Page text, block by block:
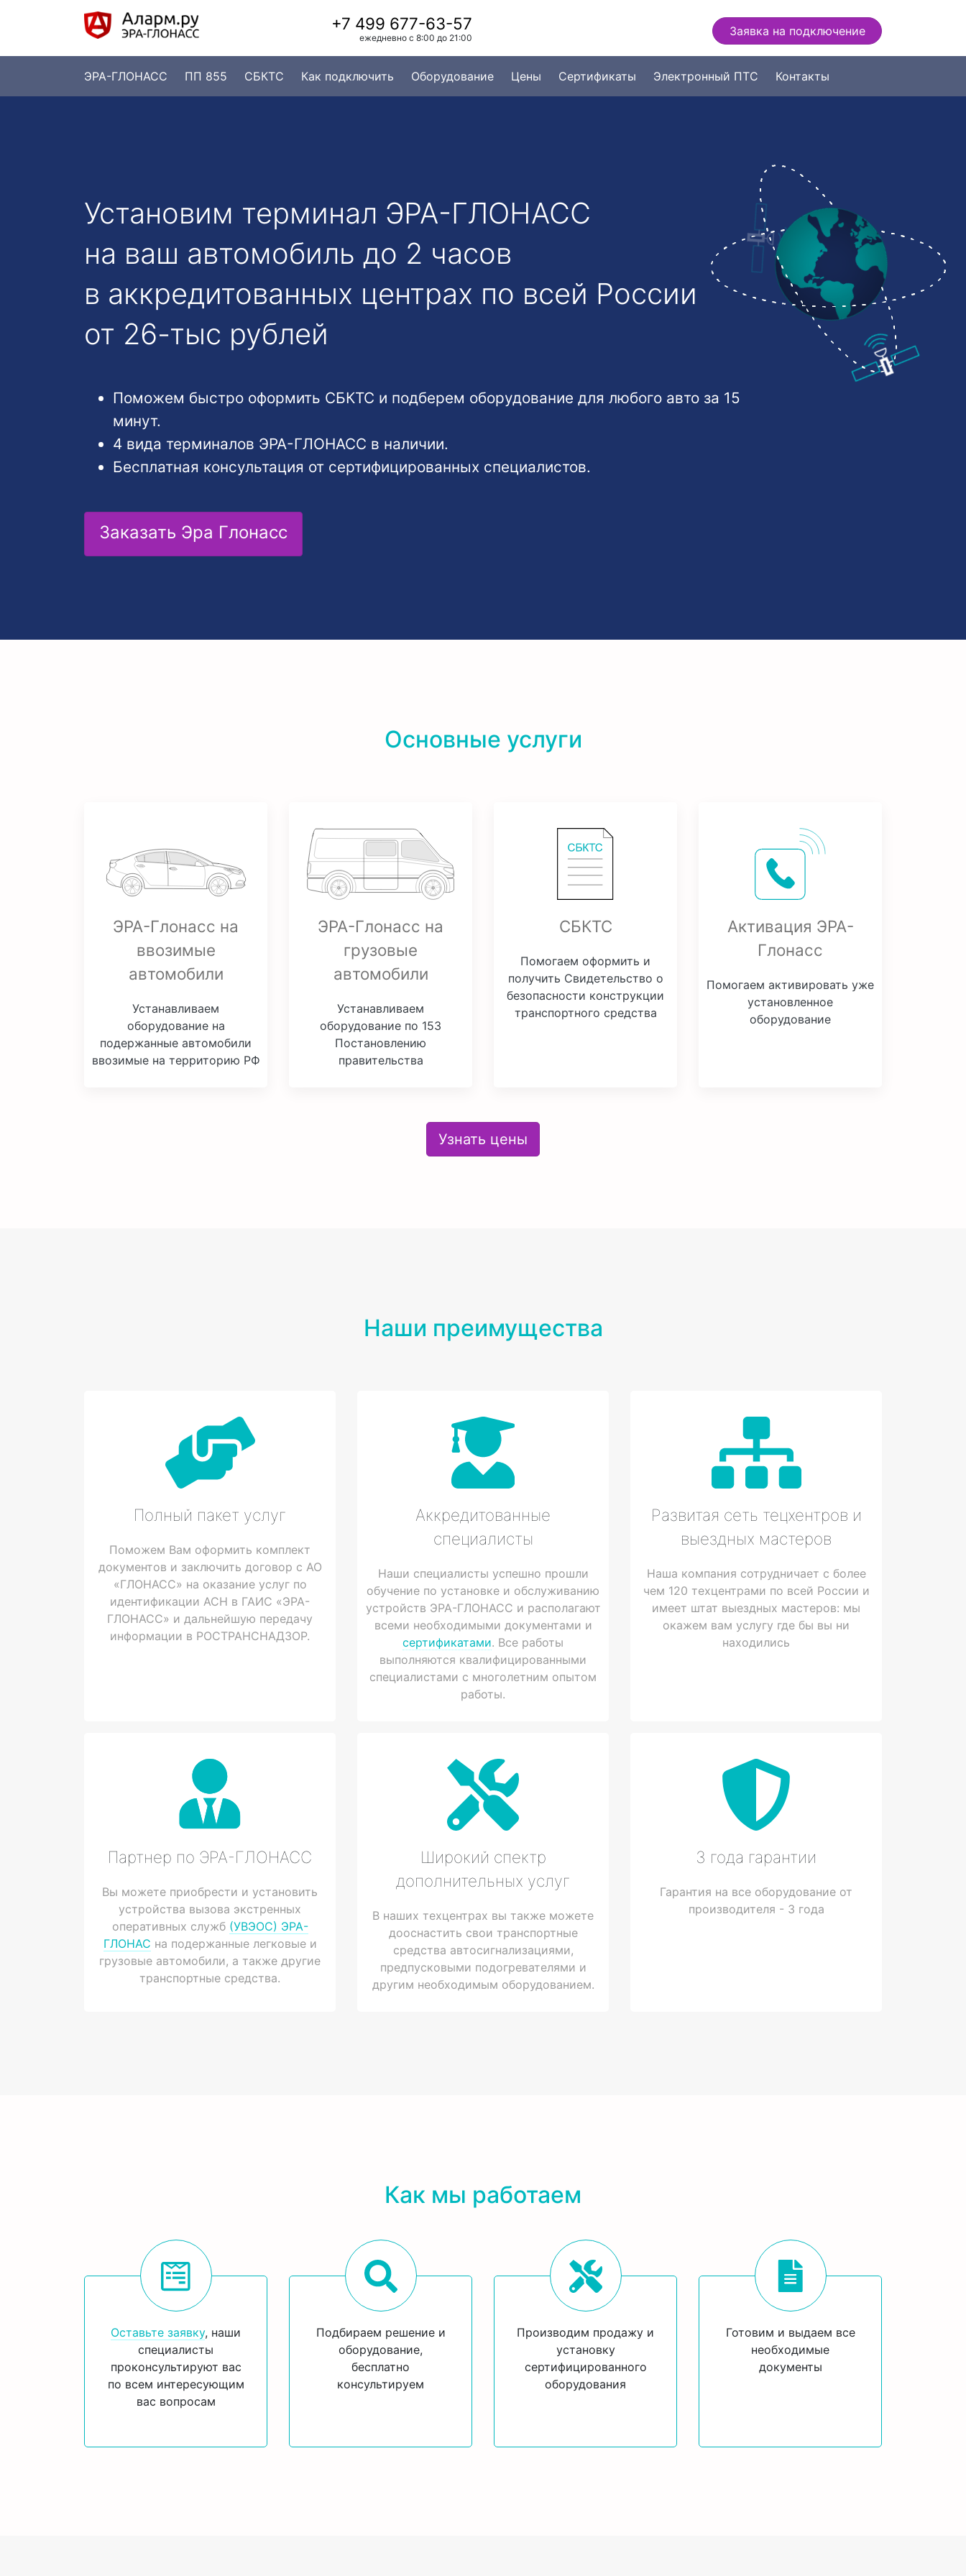
+7 499 677-63-57
ежедневно с 8:00 до 21:00 Заявка на подключение
ЭРА-ГЛОНАСС ПП 855 СБКТС Как подключить Оборудование Цены Сертификаты Электронный ПТС Контакты
Установим терминал ЭРА-ГЛОНАСС
на ваш автомобиль до 2 часов
в аккредитованных центрах по всей России
от 26-тыс рублей
Поможем быстро оформить СБКТС и подберем оборудование для любого авто за 15
минут.
4 вида терминалов ЭРА-ГЛОНАСС в наличии.
Бесплатная консультация от сертифицированных специалистов.
Заказать Эра Глонасс
Основные услуги
ЭРА-Глонасс на
ввозимые
автомобили
Устанавливаем
оборудование на
подержанные автомобили
ввозимые на территорию РФ
ЭРА-Глонасс на
грузовые
автомобили
Устанавливаем
оборудование по 153
Постановлению
правительства
СБКТС
Помогаем оформить и
получить Свидетельство о
безопасности конструкции
транспортного средства
Активация ЭРА-
Глонасс
Помогаем активировать уже
установленное
оборудование
Наши преимущества
Полный пакет услуг
Поможем Вам оформить комплект
документов и заключить договор с АО
«ГЛОНАСС» на оказание услуг по
идентификации АСН в ГАИС «ЭРА-
ГЛОНАСС» и дальнейшую передачу
информации в РОСТРАНСНАДЗОР.
Аккредитованные
специалисты
Наши специалисты успешно прошли
обучение по установке и обслуживанию
устройств ЭРА-ГЛОНАСС и располагают
всеми необходимыми документами и
сертификатами. Все работы
выполняются квалифицированными
специалистами с многолетним опытом
работы.
Развитая сеть тецхентров и
выездных мастеров
Наша компания сотрудничает с более
чем 120 техцентрами по всей России и
имеет штат выездных мастеров: мы
окажем вам услугу где бы вы ни
находились
Партнер по ЭРА-ГЛОНАСС
Вы можете приобрести и установить
устройства вызова экстренных
оперативных служб (УВЭОС) ЭРА-
ГЛОНАС на подержанные легковые и
грузовые автомобили, а также другие
транспортные средства.
Широкий спектр
дополнительных услуг
В наших техцентрах вы также можете
дооснастить свои транспортные
средства автосигнализациями,
предпусковыми подогревателями и
другим необходимым оборудованием.
3 года гарантии
Гарантия на все оборудование от
производителя - 3 года
Как мы работаем
Оставьте заявку, наши
специалисты
проконсультируют вас
по всем интересующим
вас вопросам
Подбираем решение и
оборудование,
бесплатно
консультируем
Производим продажу и
установку
сертифицированного
оборудования
Готовим и выдаем все
необходимые
документы